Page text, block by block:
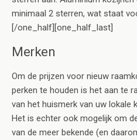
minimaal 2 sterren, wat staat
[/one_half][one_half_last]
Merken
Om de prijzen voor nieuw
perken te houden is het aan te
van het huismerk van uw lokale
Het is echter ook mogelijk om
van de meer bekende (en